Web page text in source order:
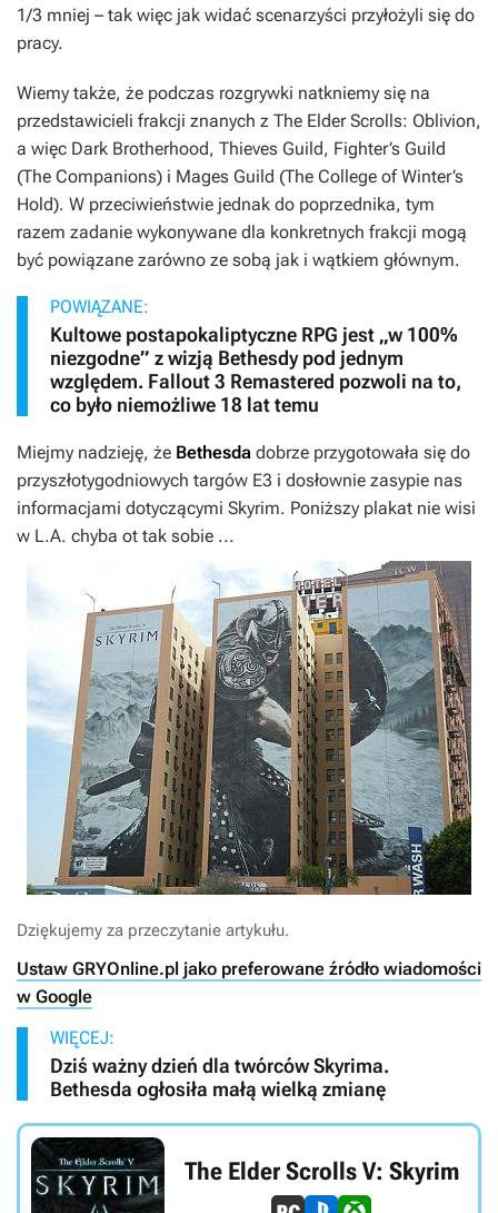
1/3 mniej – tak więc jak widać scenarzyści przyłożyli się do
pracy.
Wiemy także, że podczas rozgrywki natkniemy się na
przedstawicieli frakcji znanych z The Elder Scrolls: Oblivion,
a więc Dark Brotherhood, Thieves Guild, Fighter’s Guild
(The Companions) i Mages Guild (The College of Winter’s
Hold). W przeciwieństwie jednak do poprzednika, tym
razem zadanie wykonywane dla konkretnych frakcji mogą
być powiązane zarówno ze sobą jak i wątkiem głównym.
POWIĄZANE:
Kultowe postapokaliptyczne RPG jest „w 100%
niezgodne” z wizją Bethesdy pod jednym
względem. Fallout 3 Remastered pozwoli na to,
co było niemożliwe 18 lat temu
Miejmy nadzieję, że Bethesda dobrze przygotowała się do
przyszłotygodniowych targów E3 i dosłownie zasypie nas
informacjami dotyczącymi Skyrim. Poniższy plakat nie wisi
w L.A. chyba ot tak sobie ...
Dziękujemy za przeczytanie artykułu.
Ustaw GRYOnline.pl jako preferowane źródło wiadomości
w Google
WIĘCEJ:
Dziś ważny dzień dla twórców Skyrima.
Bethesda ogłosiła małą wielką zmianę
The Elder Scrolls V: Skyrim